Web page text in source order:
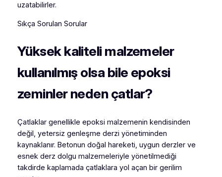
uzatabilirler.
Sıkça Sorulan Sorular
Yüksek kaliteli malzemeler
kullanılmış olsa bile epoksi
zeminler neden çatlar?
Çatlaklar genellikle epoksi malzemenin kendisinden
değil, yetersiz genleşme derzi yönetiminden
kaynaklanır. Betonun doğal hareketi, uygun derzler ve
esnek derz dolgu malzemeleriyle yönetilmediği
takdirde kaplamada çatlaklara yol açan bir gerilim